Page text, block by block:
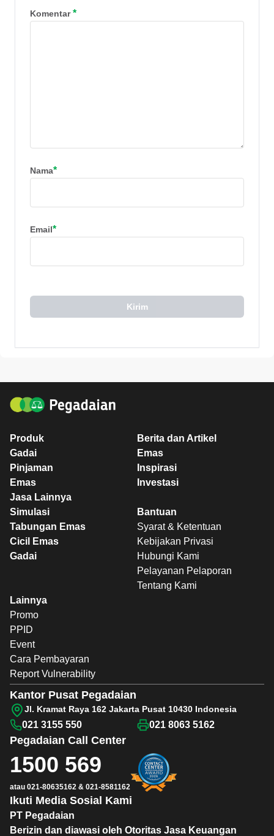
Komentar*
Nama*
Email*
Kirim
Produk
Gadai
Pinjaman
Emas
Jasa Lainnya
Berita dan Artikel
Emas
Inspirasi
Investasi
Simulasi
Tabungan Emas
Cicil Emas
Gadai
Bantuan
Syarat & Ketentuan
Kebijakan Privasi
Hubungi Kami
Pelayanan Pelaporan
Tentang Kami
Lainnya
Promo
PPID
Event
Cara Pembayaran
Report Vulnerability
PT Pegadaian
Berizin dan diawasi oleh Otoritas Jasa Keuangan
Ikuti Media Sosial Kami
Pegadaian Call Center
1500 569
atau 021-80635162 & 021-8581162
Kantor Pusat Pegadaian
Jl. Kramat Raya 162 Jakarta Pusat 10430 Indonesia
021 3155 550 021 8063 5162